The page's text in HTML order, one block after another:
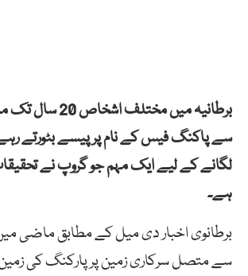
برطانیہ میں مختلف
سے پاکنگ فیس کے نام پر پیسے بٹورتے
لگانے کے لیے ایک مہم جو گروپ نے
ہے۔
برطانوی اخبار دی میل کے مطابق ماضی
سے متصل سرکاری زمین پر پارکنگ کی